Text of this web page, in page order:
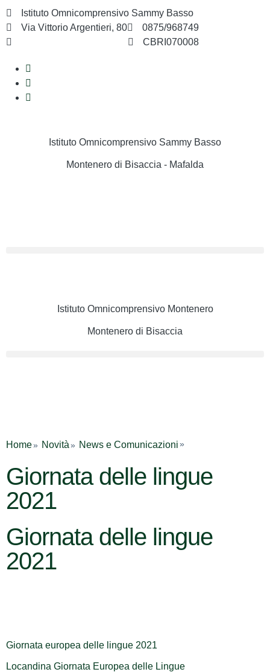
Istituto Omnicomprensivo Sammy Basso
Via Vittorio Argentieri, 80
0875/968749
CBRI070008
Istituto Omnicomprensivo Sammy Basso
Montenero di Bisaccia - Mafalda
Istituto Omnicomprensivo Montenero
Montenero di Bisaccia
Home Novità News e Comunicazioni
Giornata delle lingue
2021
Giornata delle lingue
2021
Giornata europea delle lingue 2021
Locandina Giornata Europea delle Lingue